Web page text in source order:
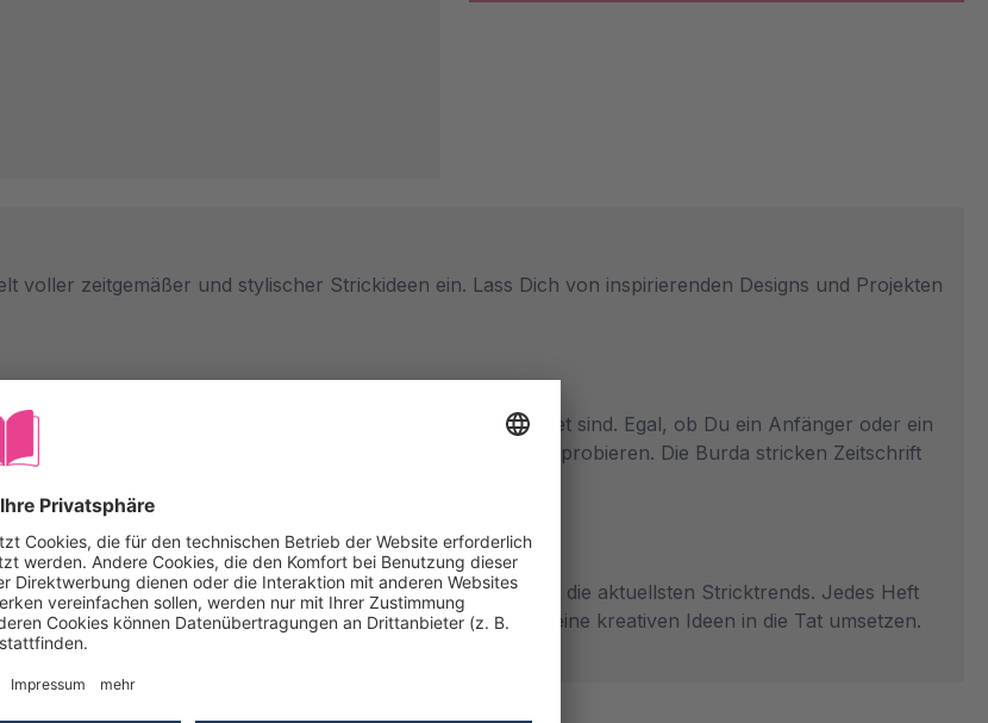
voller zeitgemäßer und stylischer Strickideen ein. Lass Dich von inspirierenden Designs und Projekten
die alle mit Schritt-für-Schritt-Erklärungen ausgestattet sind. Egal, ob Du ein Anfänger oder ein
Strickfähigkeiten zu verbessern und neue Techniken auszuprobieren. Die Burda stricken Zeitschrift
Tricks, um Deine Strickprojekte zu perfektionieren.
Ausgaben und bleibst stets auf dem Laufenden über die aktuellsten Stricktrends. Jedes Heft
Werkzeugen. So kannst Du direkt loslegen und Deine kreativen Ideen in die Tat umsetzen.
zu eindrucksvollen Strickprojekten.